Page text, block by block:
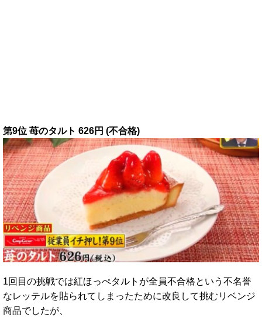
第9位 苺のタルト 626円 (不合格)
1回目の挑戦では紅ほっぺタルトが全員不合格という不名誉
なレッテルを貼られてしまったために改良して挑むリベンジ
商品でしたが、